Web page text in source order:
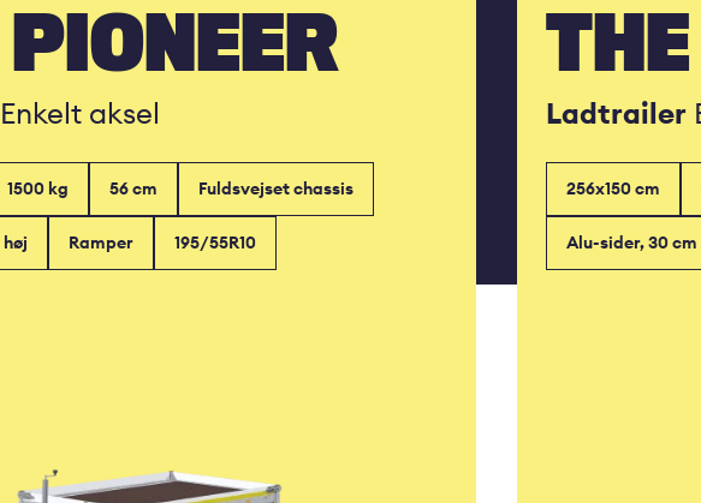
aksel
1500 kg 56 cm Fuldsvejset chassis
Ramper 195/55R10
Ladtrailer
256x150 cm
Alu-sider, 30 cm